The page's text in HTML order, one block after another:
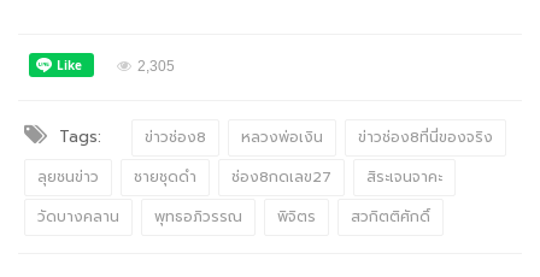
2,305
Tags: ข่าวช่อง8 หลวงพ่อเงิน
ข่าวช่อง8ที่นี่ของจริง
ลุยชนข่าว
ชายชุดดำ ช่อง8กดเลข27
สิระเจนจาคะ
วัดบางคลาน
พุทธอภิวรรณ พิจิตร สวกิตติศักดิ์